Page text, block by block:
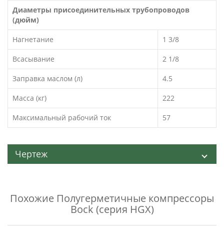
Диаметры присоединительных трубопроводов
(дюйм)
Нагнетание 1 3/8
Всасывание 2 1/8
Заправка маслом (л) 4.5
Масса (кг) 222
Максимальный рабочий ток 57
Чертеж
Похожие Полугерметичные компрессоры
Bock (серия HGX)